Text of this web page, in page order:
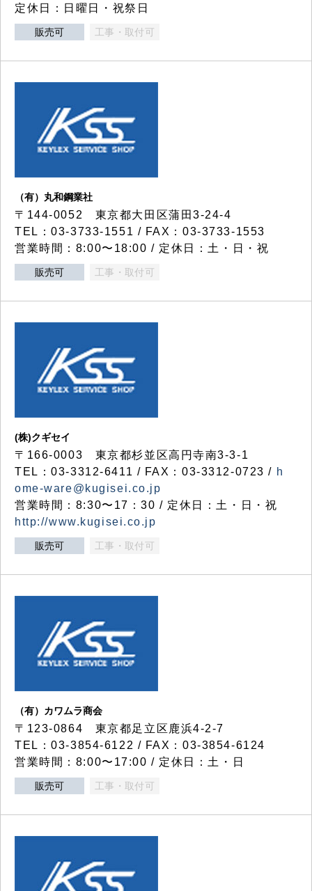
定休日：日曜日・祝祭日
販売可 工事・取付可
（有）丸和鋼業社
〒144-0052 東京都大田区蒲田3-24-4
TEL：03-3733-1551 / FAX：03-3733-1553
営業時間：8:00〜18:00 / 定休日：土・日・祝
販売可 工事・取付可
(株)クギセイ
〒166-0003 東京都杉並区高円寺南3-3-1
TEL：03-3312-6411 / FAX：03-3312-0723 / h
ome-ware@kugisei.co.jp
営業時間：8:30〜17：30 / 定休日：土・日・祝
http://www.kugisei.co.jp
販売可 工事・取付可
（有）カワムラ商会
〒123-0864 東京都足立区鹿浜4-2-7
TEL：03-3854-6122 / FAX：03-3854-6124
営業時間：8:00〜17:00 / 定休日：土・日
販売可 工事・取付可